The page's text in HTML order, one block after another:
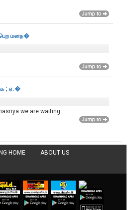
மனந�
; ஏ.�
we are waiting
HOME ABOUT US